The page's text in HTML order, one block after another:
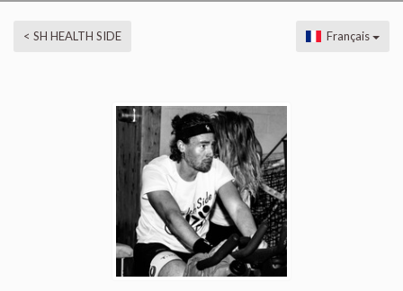
< SH HEALTH SIDE Français